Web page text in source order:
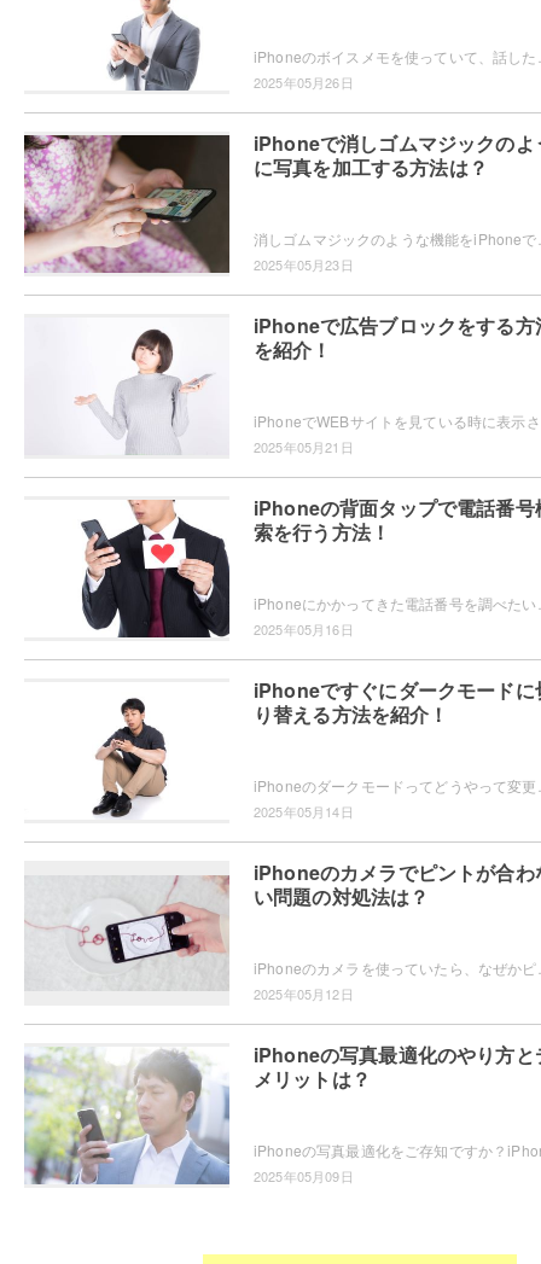
2025年05月26日
iPhoneで消しゴムマジックのよ
に写真を加工する方法は？
2025年05月23日
iPhoneで広告ブロックをする方
を紹介！
2025年05月21日
iPhoneの背面タップで電話番号
索を行う方法！
2025年05月16日
iPhoneですぐにダークモードに
り替える方法を紹介！
2025年05月14日
iPhoneのカメラでピントが合わ
い問題の対処法は？
2025年05月12日
iPhoneの写真最適化のやり方と
メリットは？
2025年05月09日